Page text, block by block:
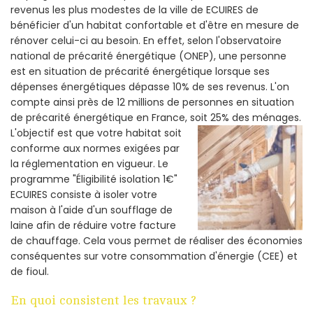
revenus les plus modestes de la ville de ECUIRES de
bénéficier d'un habitat confortable et d'être en mesure de
rénover celui-ci au besoin. En effet, selon l'observatoire
national de précarité énergétique (ONEP), une personne
est en situation de précarité énergétique lorsque ses
dépenses énergétiques dépasse 10% de ses revenus. L'on
compte ainsi près de 12 millions de personnes en situation
de précarité énergétique en France, soit 25% des ménages.
L'objectif est que votre habitat soit
conforme aux normes exigées par
la réglementation en vigueur. Le
programme "Éligibilité isolation 1€"
ECUIRES consiste à isoler votre
maison à l'aide d'un soufflage de
laine afin de réduire votre facture
de chauffage. Cela vous permet de réaliser des économies
conséquentes sur votre consommation d'énergie (CEE) et
de fioul.
En quoi consistent les travaux ?